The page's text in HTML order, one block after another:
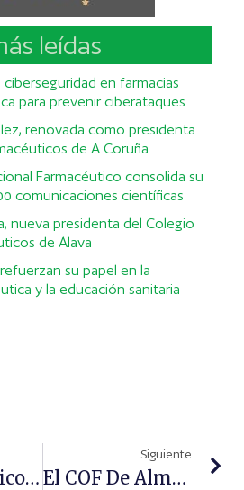
leídas
en farmacias
para prevenir ciberataques
renovada como presidenta
de A Coruña
Farmacéutico consolida su
comunicaciones científicas
nueva presidenta del Colegio
de Álava
su papel en la
y la educación sanitaria
“Farmacéuticos: Respondiendo A Las Necesidades Sanitarias Globales; Facilitando Soluciones Locales”, Lema Del Día Mundial Del Farmacéutico
Siguiente
El COF De Almería, Al Lado De Los Ciudadanos Con La Sección ‘Farmaconsejos De Verano’